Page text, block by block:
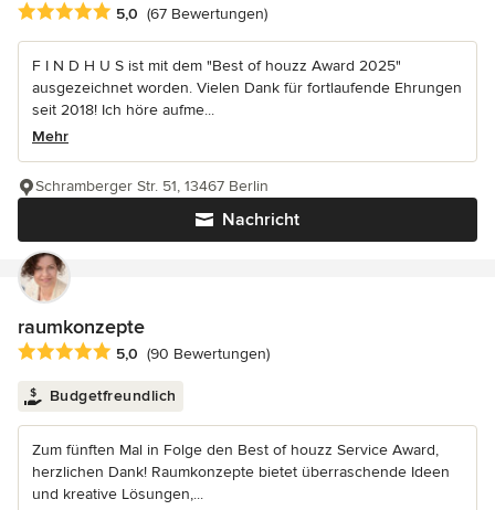
Durchschnittliche Bewertung: 5 von 5 Sternen
5,0 (67 Bewertungen)
F I N D H U S ist mit dem "Best of houzz Award 2025"
ausgezeichnet worden. Vielen Dank für fortlaufende Ehrungen
seit 2018! Ich höre aufme...
Mehr
Nachricht
Schramberger Str. 51, 13467 Berlin
raumkonzepte
Durchschnittliche Bewertung: 5 von 5 Sternen
5,0 (90 Bewertungen)
Budgetfreundlich
Zum fünften Mal in Folge den Best of houzz Service Award,
herzlichen Dank! Raumkonzepte bietet überraschende Ideen
und kreative Lösungen,...